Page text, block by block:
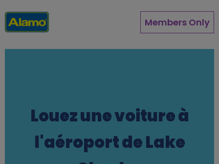
au
contenu
Members Only
Louez une voiture à
l'aéroport de Lake